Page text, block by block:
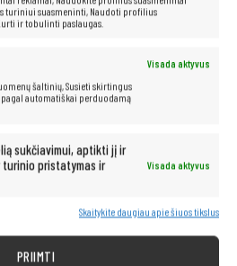
turiniui suasmeninti, Naudoti profilius
ir tobulinti paslaugas.
Visada aktyvus
šaltinių, Susieti skirtingus
automatiškai perduodamą
sukčiavimui, aptikti jį ir
turinio pristatymas ir
Visada aktyvus
Skaitykite daugiau apie šiuos tikslus
PRIIMTI